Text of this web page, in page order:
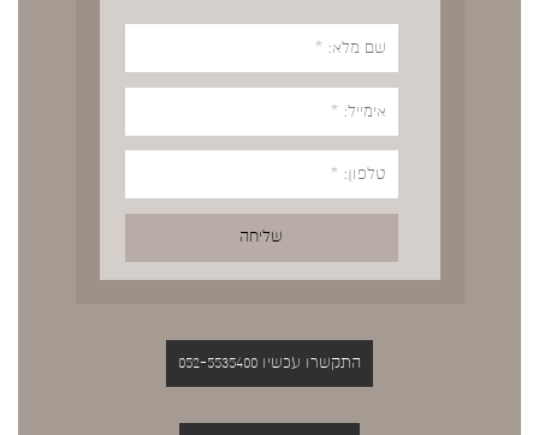
התקשרו עכשיו 052-5535400